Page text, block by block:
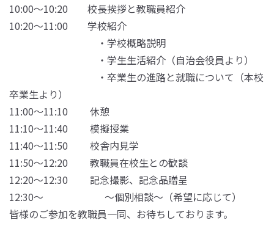
10:00～10:20 校長挨拶と教職員紹介
10:20～11:00 学校紹介
・学校概略説明
・学生生活紹介（自治会役員より）
・卒業生の進路と就職について（本校
卒業生より）
11:00～11:10 休憩
11:10～11:40 模擬授業
11:40～11:50 校舎内見学
11:50～12:20 教職員在校生との歓談
12:20～12:30 記念撮影、記念品贈呈
12:30～ ～個別相談～（希望に応じて）
皆様のご参加を教職員一同、お待ちしております。